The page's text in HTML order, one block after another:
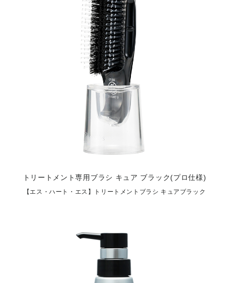
トリートメント専用ブラシ キュア ブラック(プロ仕様)
【エス・ハート・エス】トリートメントブラシ キュアブラック